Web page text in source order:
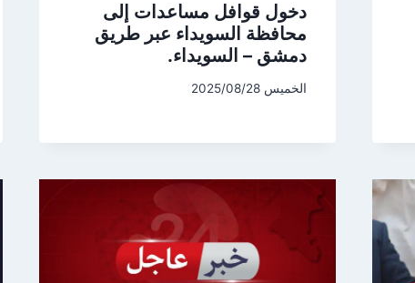
دخول قوافل مساعدات إلى
محافظة السويداء عبر طريق
دمشق – السويداء.
الخميس 2025/08/28